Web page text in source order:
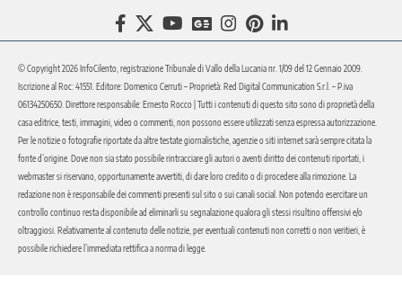
© Copyright 2026 InfoCilento, registrazione Tribunale di Vallo della Lucania nr. 1/09 del 12 Gennaio 2009.
Iscrizione al Roc: 41551. Editore: Domenico Cerruti – Proprietà: Red Digital Communication S.r.l. – P.iva
06134250650. Direttore responsabile: Ernesto Rocco | Tutti i contenuti di questo sito sono di proprietà della
casa editrice, testi, immagini, video o commenti, non possono essere utilizzati senza espressa autorizzazione.
Per le notizie o fotografie riportate da altre testate giornalistiche, agenzie o siti internet sarà sempre citata la
fonte d’origine. Dove non sia stato possibile rintracciare gli autori o aventi diritto dei contenuti riportati, i
webmaster si riservano, opportunamente avvertiti, di dare loro credito o di procedere alla rimozione. La
redazione non è responsabile dei commenti presenti sul sito o sui canali social. Non potendo esercitare un
controllo continuo resta disponibile ad eliminarli su segnalazione qualora gli stessi risultino offensivi e/o
oltraggiosi. Relativamente al contenuto delle notizie, per eventuali contenuti non corretti o non veritieri, è
possibile richiedere l’immediata rettifica a norma di legge.